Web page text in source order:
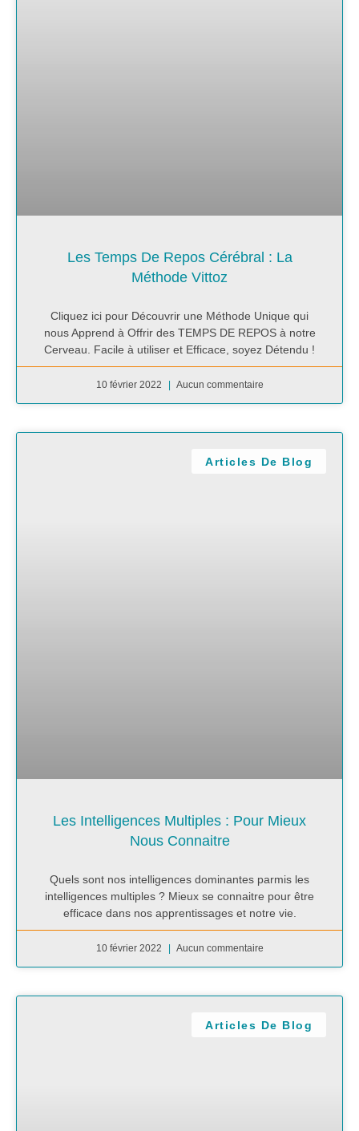
Les Temps De Repos Cérébral : La
Méthode Vittoz
Cliquez ici pour Découvrir une Méthode Unique qui
nous Apprend à Offrir des TEMPS DE REPOS à notre
Cerveau. Facile à utiliser et Efficace, soyez Détendu !
10 février 2022 Aucun commentaire
Articles De Blog
Les Intelligences Multiples : Pour Mieux
Nous Connaitre
Quels sont nos intelligences dominantes parmis les
intelligences multiples ? Mieux se connaitre pour être
efficace dans nos apprentissages et notre vie.
10 février 2022 Aucun commentaire
Articles De Blog